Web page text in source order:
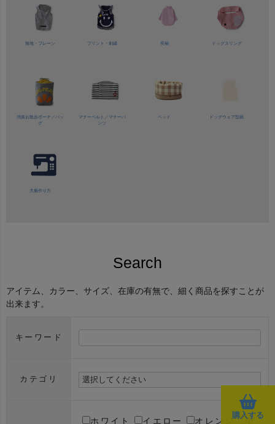
購入する
無地・プレーン プリント・刺繍 長袖 ドッグスリング
消臭お散歩ポーチ／バッ
グ
マナーベルト／ マナーパ
ンツ
ベッド ドッグウェア型紙
犬服作り方
Search
アイテム、カラー、サイズ、在庫の有無で、細く商品を探すことが
出来ます。
キーワード
カテゴリ
ホワイト イエロー オレンジ ピ